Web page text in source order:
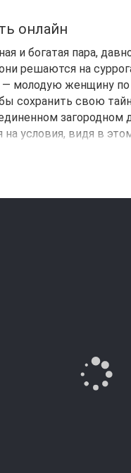
онлайн
и богатая пара,
решаются на
молодую женщину по
сохранить свою
загородном
на условия, видя в
в особняк Динара,
в стенах особняка
Несмотря на